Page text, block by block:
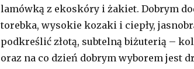
lamówką z ekoskóry i żakiet. Dobrym
torebka, wysokie kozaki i ciepły,
podkreślić złotą, subtelną biżuterią –
oraz na co dzień dobrym wyborem jest